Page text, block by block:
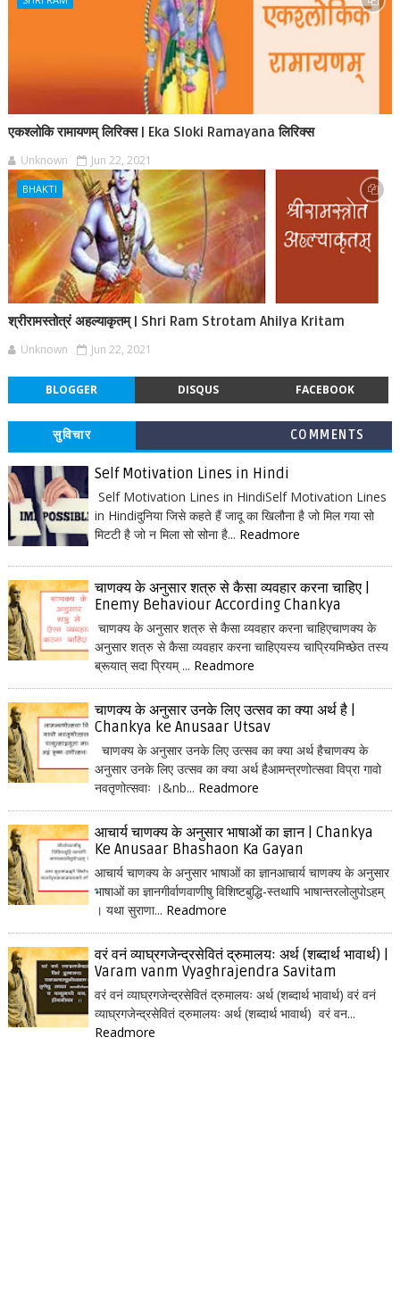
एकश्लोकि रामायणम् लिरिक्स | Eka Sloki Ramayana लिरिक्स
Unknown Jun 22, 2021
BHAKTI
श्रीरामस्तोत्रं अहल्याकृतम् | Shri Ram Strotam Ahilya Kritam
Unknown Jun 22, 2021
BLOGGER DISQUS FACEBOOK
सुविचार COMMENTS
Self Motivation Lines in Hindi
Self Motivation Lines in HindiSelf Motivation Lines
in Hindiदुनिया जिसे कहते हैं जादू का खिलौना है जो मिल गया सो
मिटटी है जो न मिला सो सोना है... Readmore
चाणक्य के अनुसार शत्रु से कैसा व्यवहार करना चाहिए |
Enemy Behaviour According Chankya
चाणक्य के अनुसार शत्रु से कैसा व्यवहार करना चाहिएचाणक्य के
अनुसार शत्रु से कैसा व्यवहार करना चाहिएयस्य चाप्रियमिच्छेत तस्य
ब्रूयात् सदा प्रियम् ... Readmore
चाणक्य के अनुसार उनके लिए उत्सव का क्या अर्थ है |
Chankya ke Anusaar Utsav
चाणक्य के अनुसार उनके लिए उत्सव का क्या अर्थ हैचाणक्य के
अनुसार उनके लिए उत्सव का क्या अर्थ हैआमन्त्रणोत्सवा विप्रा गावो
नवतृणोत्सवाः ।&nb... Readmore
आचार्य चाणक्य के अनुसार भाषाओं का ज्ञान | Chankya
Ke Anusaar Bhashaon Ka Gayan
आचार्य चाणक्य के अनुसार भाषाओं का ज्ञानआचार्य चाणक्य के अनुसार
भाषाओं का ज्ञानगीर्वाणवाणीषु विशिष्टबुद्धि-स्तथापि भाषान्तरलोलुपोऽहम्
। यथा सुराणा... Readmore
वरं वनं व्याघ्रगजेन्द्रसेवितं द्रुमालयः अर्थ (शब्दार्थ भावार्थ) |
Varam vanm Vyaghrajendra Savitam
वरं वनं व्याघ्रगजेन्द्रसेवितं द्रुमालयः अर्थ (शब्दार्थ भावार्थ) वरं वनं
व्याघ्रगजेन्द्रसेवितं द्रुमालयः अर्थ (शब्दार्थ भावार्थ) वरं वन...
Readmore